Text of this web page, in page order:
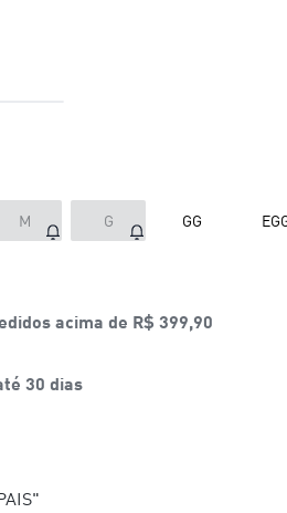
M G GG
acima de R$ 399,90
30 dias